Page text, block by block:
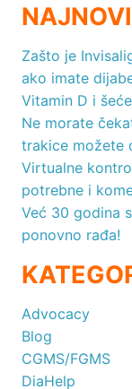
Zašto je
ako imate
Vitamin D i
Ne morate
trakice možete
Virtualne
potrebne i
Već 30 godina
ponovno rađa!
Advocacy
Blog
CGMS/FGMS
DiaHelp